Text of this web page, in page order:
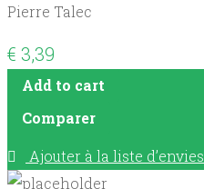
Pierre Talec
€ 3,39
Add to cart
Comparer
Ajouter à la liste d’envies